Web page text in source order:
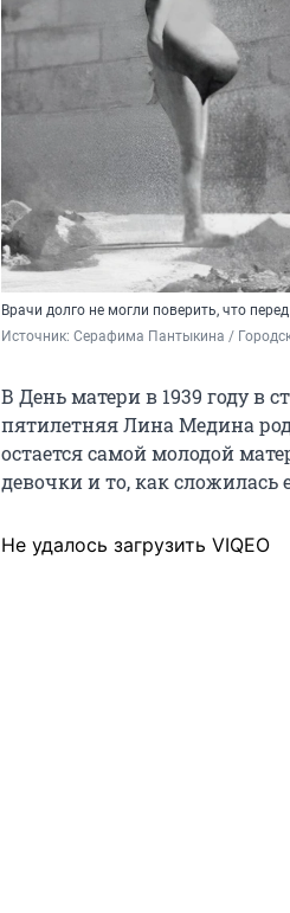
Врачи долго не могли поверить, что
Источник: Серафима Пантыкина /
В День матери в 1939 году в
пятилетняя Лина Медина
остается самой молодой
девочки и то, как сложилась
Не удалось загрузить VIQEO